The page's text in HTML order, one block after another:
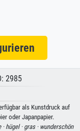
2985
als Kunstdruck auf
oder Japanpapier.
·hügel · gras · wunderschön